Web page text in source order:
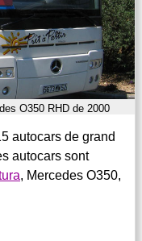
O350 RHD de 2000
autocars de grand
autocars sont
, Mercedes O350,